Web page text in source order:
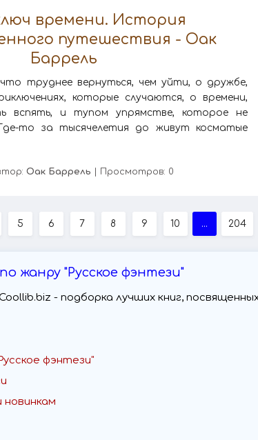
времени. История
путешествия - Оак
Баррель
труднее вернуться, чем уйти, о дружбе,
которые случаются, о времени,
вспять, и тупом упрямстве, которое не
то за тысячелетия до живут косматые
Оак Баррель | Просмотров: 0
5 6 7 8 9 10 ... 204
по жанру "Русское фэнтези"
- подборка лучших книг,
фэнтези"